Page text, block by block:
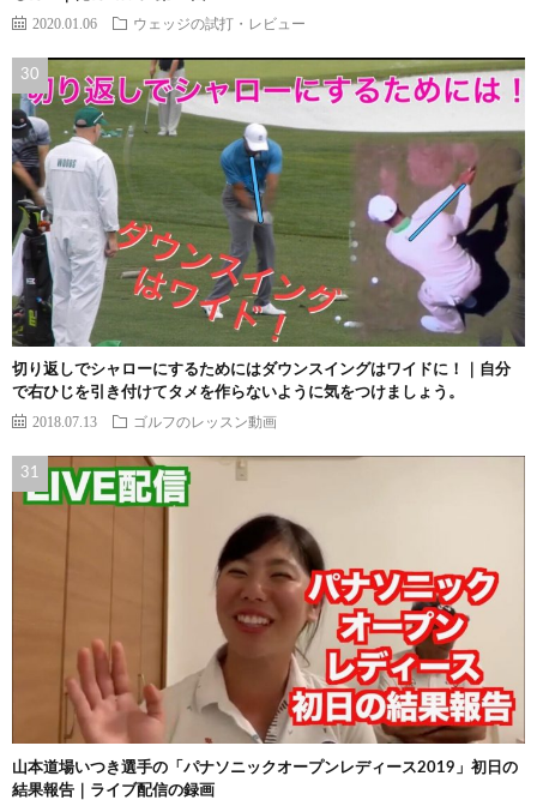
2020.01.06 ウェッジの試打・レビュー
切り返しでシャローにするためにはダウンスイングはワイドに！｜自分
で右ひじを引き付けてタメを作らないように気をつけましょう。
2018.07.13 ゴルフのレッスン動画
山本道場いつき選手の「パナソニックオープンレディース2019」初日の
結果報告｜ライブ配信の録画